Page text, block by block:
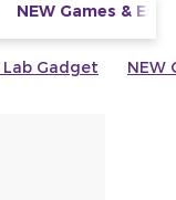
NEW Games &
Lab Gadget NEW